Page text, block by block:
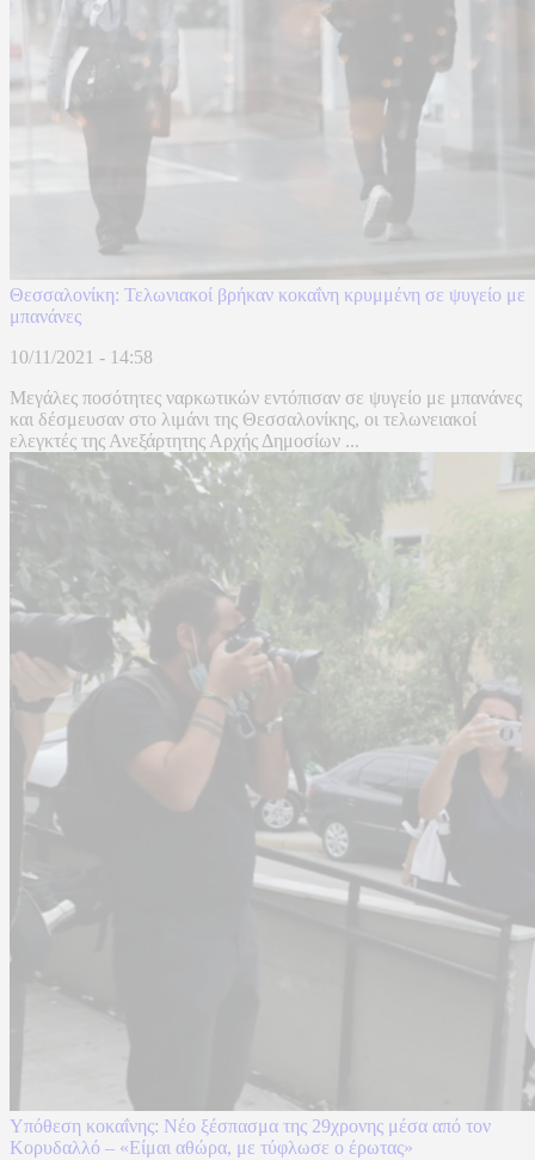
Θεσσαλονίκη: Τελωνιακοί βρήκαν κοκαΐνη κρυμμένη σε ψυγείο με
μπανάνες
10/11/2021 - 14:58
Μεγάλες ποσότητες ναρκωτικών εντόπισαν σε ψυγείο με μπανάνες
και δέσμευσαν στο λιμάνι της Θεσσαλονίκης, οι τελωνειακοί
ελεγκτές της Ανεξάρτητης Αρχής Δημοσίων ...
Υπόθεση κοκαΐνης: Νέο ξέσπασμα της 29χρονης μέσα από τον
Κορυδαλλό – «Είμαι αθώρα, με τύφλωσε ο έρωτας»